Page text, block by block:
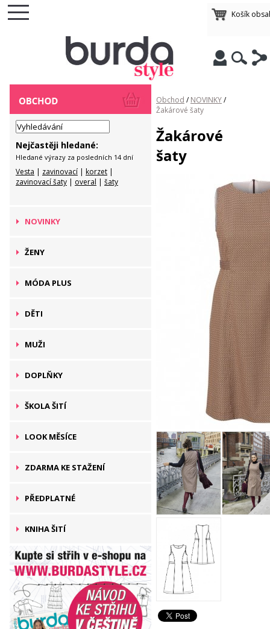
Košík
Nejčastěji hledané:
Hledané výrazy za posledních 14 dní
Vesta | zavinovací | korzet |
zavinovací šaty | overal | šaty
NOVINKY
ŽENY
MÓDA PLUS
DĚTI
MUŽI
DOPLŇKY
ŠKOLA ŠITÍ
LOOK MĚSÍCE
ZDARMA KE STAŽENÍ
PŘEDPLATNÉ
KNIHA ŠITÍ
Obchod / NOVINKY/
Žakárové šaty
Žakárové
šaty